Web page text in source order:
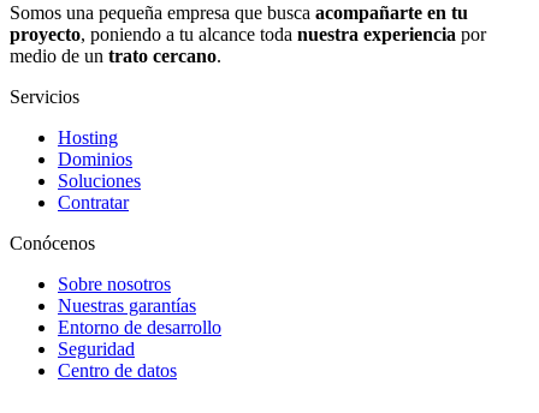
Somos una pequeña empresa que busca acompañarte en tu
proyecto, poniendo a tu alcance toda nuestra experiencia por
medio de un trato cercano.
Servicios
Hosting
Dominios
Soluciones
Contratar
Conócenos
Sobre nosotros
Nuestras garantías
Entorno de desarrollo
Seguridad
Centro de datos